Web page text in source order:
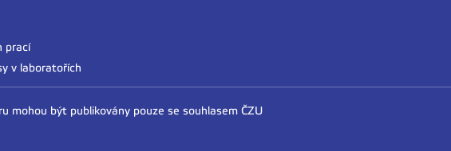
prací
v laboratořích
mohou být publikovány pouze se souhlasem ČZU